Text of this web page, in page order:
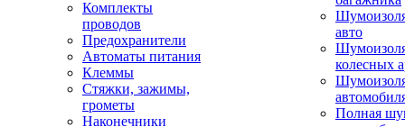
Комплекты
проводов
Предохранители
Автоматы питания
Клеммы
Стяжки, зажимы,
грометы
Наконечники
авто
колесных
Полная